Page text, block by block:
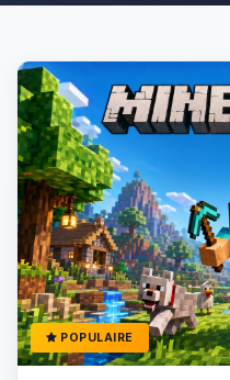
POPULAIRE